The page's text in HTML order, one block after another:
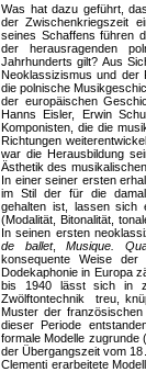
Was hat dazu geführt,
der Zwischenkriegszeit
seines Schaffens führen
der herausragenden
Jahrhunderts gilt? Aus
Neoklassizismus und der
die polnische
der europäischen
Hanns Eisler, Erwin
Komponisten, die die
Richtungen
war die Herausbildung
Ästhetik des
In einer seiner ersten
im Stil der für die
gehalten ist, lassen sich
(Modalität, Bitonalität,
In seinen ersten
de ballet, Musique.
konsequente Weise
Dodekaphonie in Europa
bis 1940 lässt sich in
Zwölftontechnik treu,
Muster der
dieser Periode
formale Modelle zugrunde
der Übergangszeit vom
Clementi erarbeitete